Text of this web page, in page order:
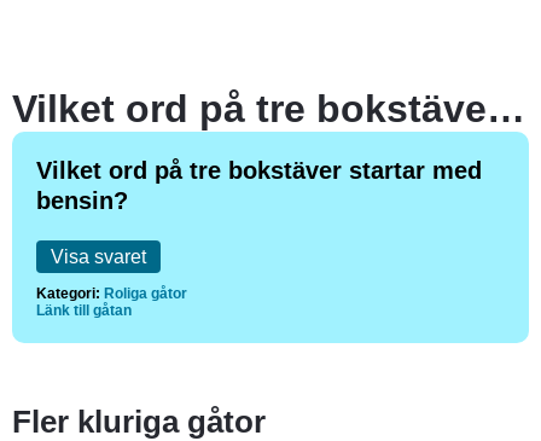
Vilket ord på tre bokstäver startar med bensin?
Vilket ord på tre bokstäver startar med
bensin?
Visa svaret
Kategori: Roliga gåtor
Länk till gåtan
Fler kluriga gåtor